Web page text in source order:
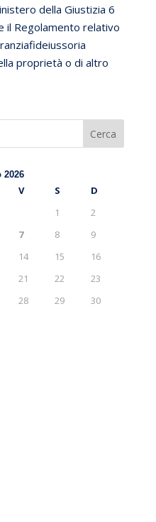
della Giustizia 6
il Regolamento relativo
proprietà o di altro
Cerca
2026
V S
D
1
2
7 8
9
14 15
16
21 22
23
28 29
30